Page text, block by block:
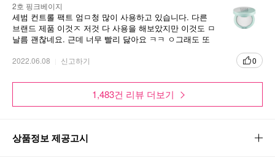
2호 핑크베이지
세범 컨트롤 팩트 엄ㅁ청 많이 사용하고 있습니다. 다른
브랜드 제품 이것ㅈ 저것 다 사용을 해보았지만 이것도 ㅁ
날름 괜찮네요. 근데 너무 빨리 닳아요 ㅋㅋ ㅇ그래도 또
2022.06.08 신고하기 0
1,483건 리뷰 더보기
상품정보 제공고시